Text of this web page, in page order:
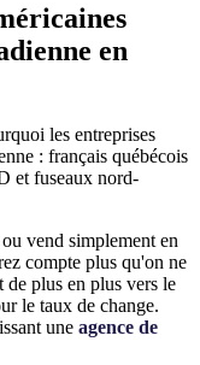
en
les entreprises
: français québécois
et fuseaux nord-
vend simplement en
compte plus qu'on ne
de plus en plus vers le
le taux de change.
une agence de